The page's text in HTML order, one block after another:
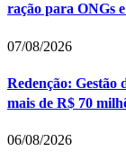
ração para ONGs
07/08/2026
Redenção: Gestão
mais de R$ 70
06/08/2026